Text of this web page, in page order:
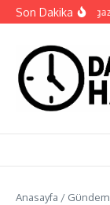
İçeriğe atla
Son Dakika
Anasayfa / Gündem